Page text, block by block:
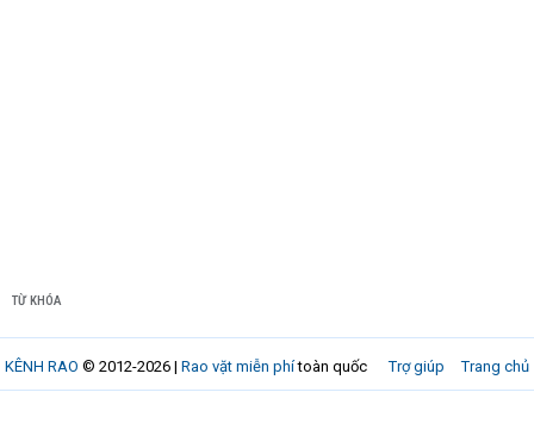
TỪ KHÓA
Trợ giúp Trang chủ
KÊNH RAO © 2012-2026 | Rao vặt miễn phítoàn quốc